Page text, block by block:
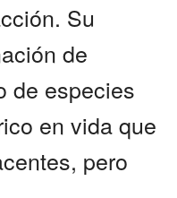
Su
de
de especies
en vida que
pero